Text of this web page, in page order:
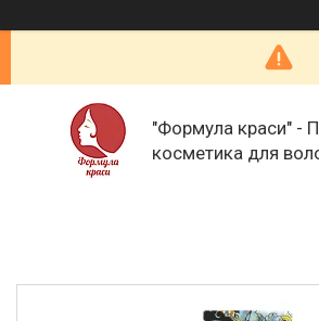
"Формула краси" -
косметика для